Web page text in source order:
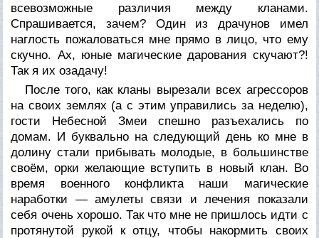
всевозможные различия между кланами.
Спрашивается, зачем? Один из драчунов имел
наглость пожаловаться мне прямо в лицо, что ему
скучно. Ах, юные магические дарования скучают?!
Так я их озадачу!
После того, как кланы вырезали всех агрессоров
на своих землях (а с этим управились за неделю),
гости Небесной Змеи спешно разъехались по
домам. И буквально на следующий день ко мне в
долину стали прибывать молодые, в большинстве
своём, орки желающие вступить в новый клан. Во
время военного конфликта наши магические
наработки — амулеты связи и лечения показали
себя очень хорошо. Так что мне не пришлось идти с
протянутой рукой к отцу, чтобы накормить своих